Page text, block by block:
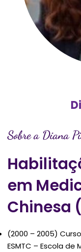
Sobre a Diana
em
Chinesa
(2000 – 2005)
ESMTC – Escola